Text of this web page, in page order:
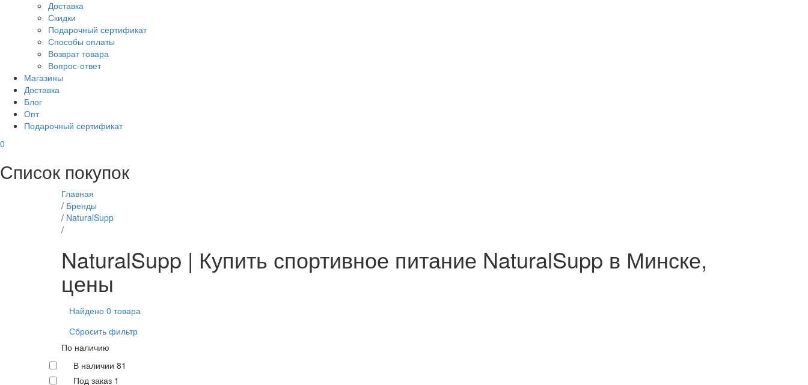
Доставка
Скидки
Подарочный сертификат
Способы оплаты
Возврат товара
Вопрос-ответ
Магазины
Доставка
Блог
Опт
Подарочный сертификат
0
Список покупок
Главная
/ Бренды
/ NaturalSupp
/
NaturalSupp | Купить спортивное питание NaturalSupp в Минске,
цены
Найдено 0 товара
Сбросить фильтр
По наличию
В наличии 81
Под заказ 1